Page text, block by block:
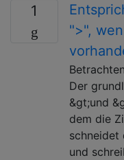
1
">",
Der
&gt;und
dem die
schneidet
und